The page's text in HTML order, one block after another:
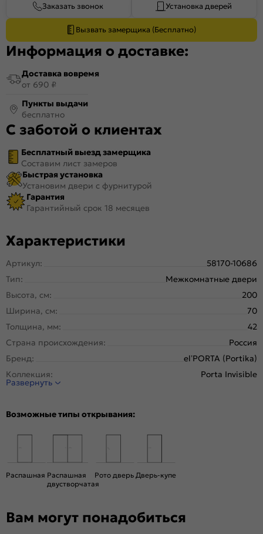
Заказать звонок Установка дверей
Вызвать замерщика (Бесплатно)
Информация о доставке:
Доставка вовремя
от 690 ₽
Пункты выдачи
бесплатно
С заботой о клиентах
Бесплатный выезд замерщика
Составим лист замеров
Быстрая установка
Установим двери с фурнитурой
Гарантия
Гарантийный срок 18 месяцев
Характеристики
Артикул:
58170-10686
Тип:
Межкомнатные двери
Высота, см:
200
Ширина, см:
70
Толщина, мм:
42
Страна происхождения:
Россия
Бренд:
el’PORTA (Portika)
Коллекция:
Porta Invisible
Стиль:
Конструкция двери:
Вес, кг:
Развернуть
Возможные типы открывания:
Распашная Распашная
двустворчатая
Рото дверь Дверь-купе
Вам могут понадобиться